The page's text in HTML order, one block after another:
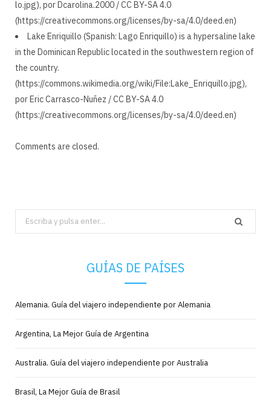
lo.jpg), por Dcarolina.2000 / CC BY-SA 4.0
(https://creativecommons.org/licenses/by-sa/4.0/deed.en)
Lake Enriquillo (Spanish: Lago Enriquillo) is a hypersaline lake
in the Dominican Republic located in the southwestern region of
the country.
(https://commons.wikimedia.org/wiki/File:Lake_Enriquillo.jpg),
por Eric Carrasco-Nuñez / CC BY-SA 4.0
(https://creativecommons.org/licenses/by-sa/4.0/deed.en)
Comments are closed.
Search
for:
GUÍAS DE PAÍSES
Alemania. Guía del viajero independiente por Alemania
Argentina, La Mejor Guía de Argentina
Australia. Guía del viajero independiente por Australia
Brasil, La Mejor Guía de Brasil